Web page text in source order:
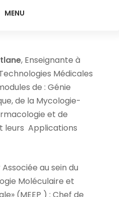
MENU
, Enseignante à
Médicales
de : Génie
de la Mycologie-
et de
leurs Applications
au sein du
Moléculaire et